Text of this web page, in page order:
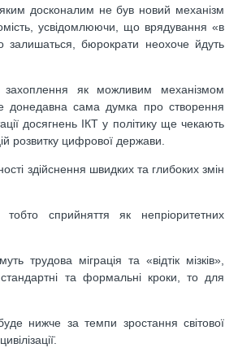
досконалим не був новий механізм
усвідомлюючи, що врядування «в
залишаться, бюрократи неохоче йдуть
захоплення як можливим механізмом
донедавна сама думка про створення
досягнень ІКТ у політику ще чекають
розвитку цифрової держави.
здійснення швидких та глибоких змін
сприйняття як непріоритетних
трудова міграція та «відтік мізків»,
та формальні кроки, то для
нижче за темпи зростання світової